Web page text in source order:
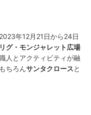
年12月21日から24日
グ・モンジャレット広場
人とアクティビティが融
ちろんサンタクロースと